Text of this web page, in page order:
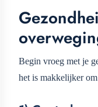
Begin vroeg met je
het is makkelijker